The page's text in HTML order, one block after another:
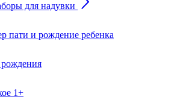
для надувки
пати и рождение ребенка
1+